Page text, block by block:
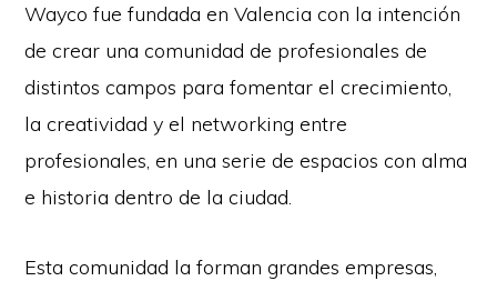
Wayco fue fundada en Valencia con la intención
de crear una comunidad de profesionales de
distintos campos para fomentar el crecimiento,
la creatividad y el networking entre
profesionales, en una serie de espacios con alma
e historia dentro de la ciudad.
Esta comunidad la forman grandes empresas,